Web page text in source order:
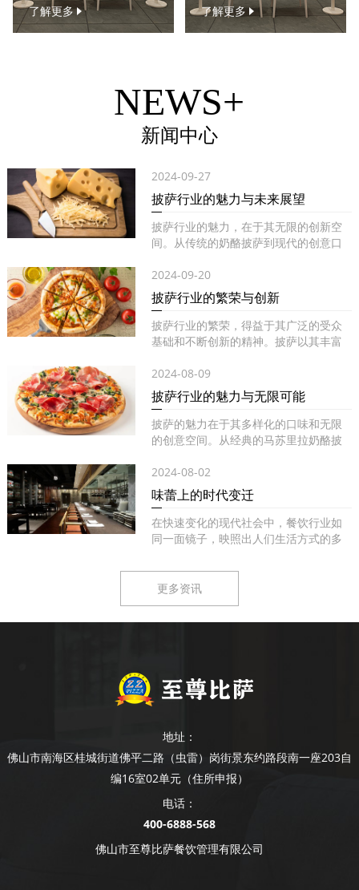
了解更多
了解更多
NEWS+
新闻中心
2024-09-27
披萨行业的魅力与未来展望
披萨行业的魅力，在于其无限的创新空
间。从传统的奶酪披萨到现代的创意口
2024-09-20
披萨行业的繁荣与创新
披萨行业的繁荣，得益于其广泛的受众
基础和不断创新的精神。披萨以其丰富
2024-08-09
披萨行业的魅力与无限可能
披萨的魅力在于其多样化的口味和无限
的创意空间。从经典的马苏里拉奶酪披
2024-08-02
味蕾上的时代变迁
在快速变化的现代社会中，餐饮行业如
同一面镜子，映照出人们生活方式的多
更多资讯
地址：
佛山市南海区桂城街道佛平二路（虫雷）岗街景东约路段南一座203自
编16室02单元（住所申报）
电话：
400-6888-568
佛山市至尊比萨餐饮管理有限公司